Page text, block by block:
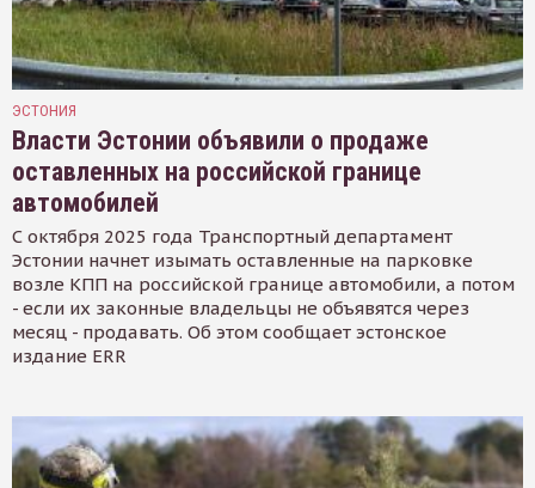
ЭСТОНИЯ
Власти Эстонии объявили о продаже
оставленных на российской границе
автомобилей
С октября 2025 года Транспортный департамент
Эстонии начнет изымать оставленные на парковке
возле КПП на российской границе автомобили, а потом
- если их законные владельцы не объявятся через
месяц - продавать. Об этом сообщает эстонское
издание ERR